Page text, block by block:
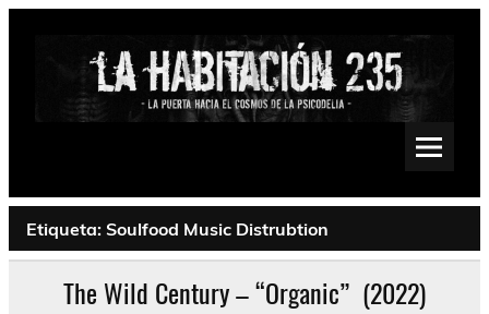
Saltar
Psychedelic, Stoner, Doom, Sludge, Fuzz, Space, Drone
Etiqueta: Soulfood Music Distrubtion
The Wild Century – “Organic” (2022)